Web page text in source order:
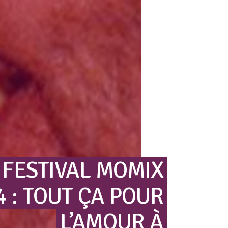
FESTIVAL MOMIX
: TOUT ÇA POUR
L’AMOUR À